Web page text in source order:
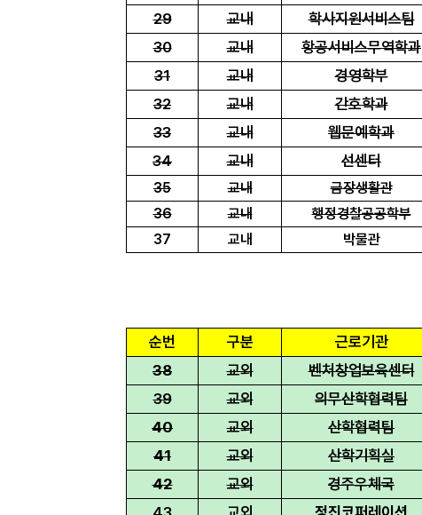
29
교내 학사지원서비스팀
30
교내 항공서비스무역학과
31
교내 경영학부
32
교내 간호학과
33
교내 웹문예학과
34
교내 선센터
35
교내 금장생활관
36
교내 행정경찰공공학부
37
교내 박물관
순번 구분 근로기관
38
교외 벤처창업보육센터
39
교외 의무산학협력팀
40
교외 산학협력팀
41
교외 산학기획실
42
교외 경주우체국